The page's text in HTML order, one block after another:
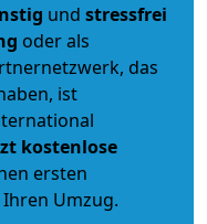
und stressfrei
oder als
das
ist
kostenlose
ersten
Umzug.